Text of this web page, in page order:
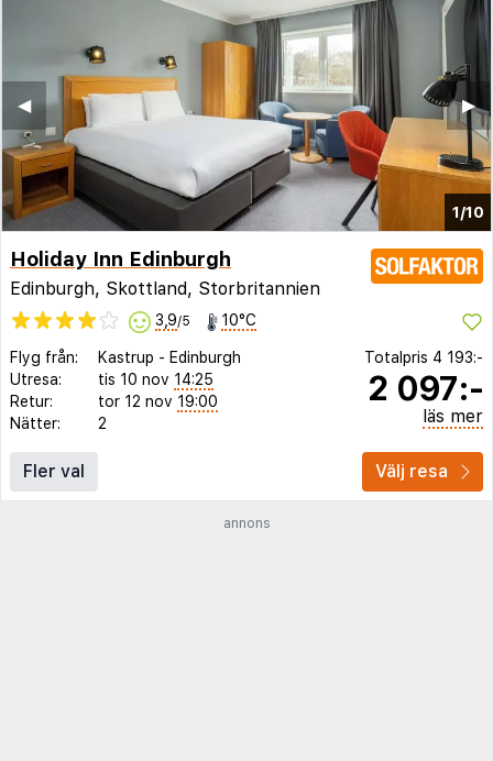
1/10
▶︎
◀︎
Holiday Inn Edinburgh
Edinburgh, Skottland, Storbritannien
3,9/5 10°C
Flyg från: Kastrup - Edinburgh
Utresa:
tis 10 nov 14:25
Retur:
tor 12 nov 19:00
Nätter:
2
Totalpris 4 193:-
2 097:-
läs mer
Fler val Välj resa
annons